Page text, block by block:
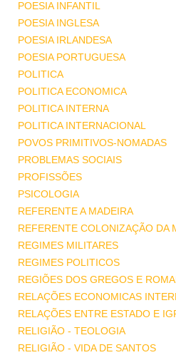
POESIA INFANTIL
POESIA INGLESA
POESIA IRLANDESA
POESIA PORTUGUESA
POLITICA
POLITICA ECONOMICA
POLITICA INTERNA
POLITICA INTERNACIONAL
POVOS PRIMITIVOS-NOMADAS
PROBLEMAS SOCIAIS
PROFISSÕES
PSICOLOGIA
REFERENTE A MADEIRA
REFERENTE COLONIZAÇÃO DA
REGIMES MILITARES
REGIMES POLITICOS
REGIÕES DOS GREGOS E
RELAÇÕES ECONOMICAS
RELAÇÕES ENTRE ESTADO E
RELIGIÃO - TEOLOGIA
RELIGIÃO - VIDA DE SANTOS